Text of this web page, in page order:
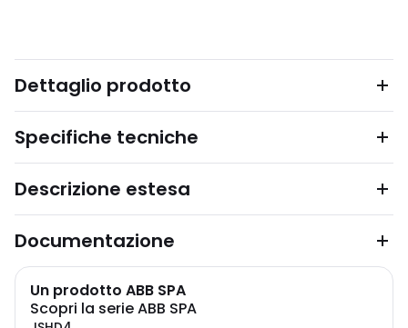
Dettaglio prodotto
Specifiche tecniche
Descrizione estesa
Documentazione
Un prodotto ABB SPA
Scopri la serie ABB SPA